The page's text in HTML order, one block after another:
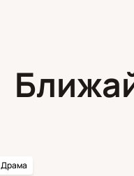
Драма